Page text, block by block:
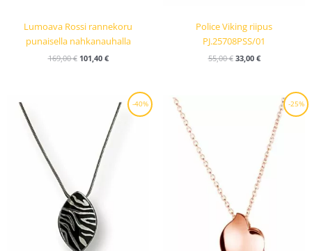
Lumoava Rossi rannekoru
punaisella nahkanauhalla
169,00€ 101,40 €
Police Viking riipus
PJ.25708PSS/01
55,00€ 33,00 €
-40%
Alkuperäinen
165,00 €.
Nykyinen
hinta
on:
99,00 €.
-25%
Alkuperäinen
Nykyinen
74,25 €.